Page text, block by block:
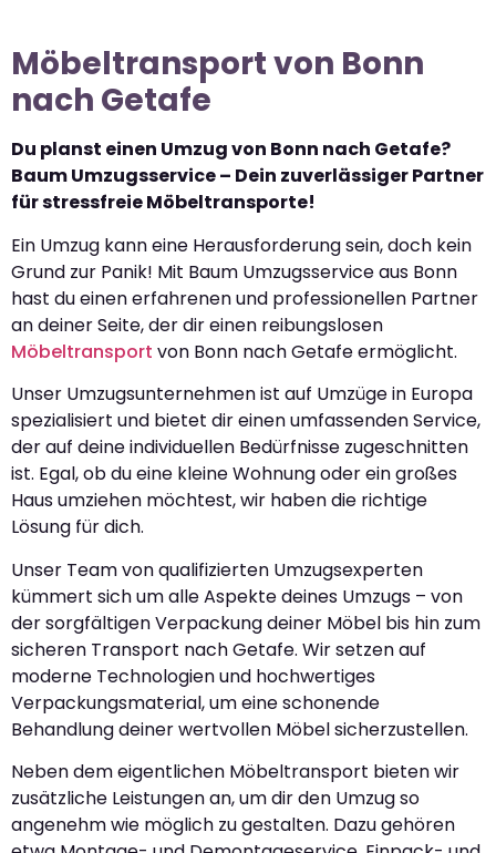
Möbeltransport von Bonn
nach Getafe
Du planst einen Umzug von Bonn nach Getafe?
Baum Umzugsservice – Dein zuverlässiger Partner
für stressfreie Möbeltransporte!
Ein Umzug kann eine Herausforderung sein, doch kein
Grund zur Panik! Mit Baum Umzugsservice aus Bonn
hast du einen erfahrenen und professionellen Partner
an deiner Seite, der dir einen reibungslosen
Möbeltransport von Bonn nach Getafe ermöglicht.
Unser Umzugsunternehmen ist auf Umzüge in Europa
spezialisiert und bietet dir einen umfassenden Service,
der auf deine individuellen Bedürfnisse zugeschnitten
ist. Egal, ob du eine kleine Wohnung oder ein großes
Haus umziehen möchtest, wir haben die richtige
Lösung für dich.
Unser Team von qualifizierten Umzugsexperten
kümmert sich um alle Aspekte deines Umzugs – von
der sorgfältigen Verpackung deiner Möbel bis hin zum
sicheren Transport nach Getafe. Wir setzen auf
moderne Technologien und hochwertiges
Verpackungsmaterial, um eine schonende
Behandlung deiner wertvollen Möbel sicherzustellen.
Neben dem eigentlichen Möbeltransport bieten wir
zusätzliche Leistungen an, um dir den Umzug so
angenehm wie möglich zu gestalten. Dazu gehören